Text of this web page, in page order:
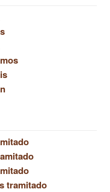
tramitado